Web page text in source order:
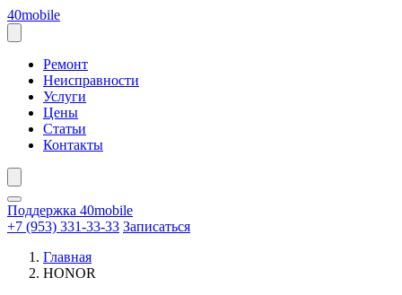
Перейти
к
содержанию
40mobile
Открыть
Ремонт
Неисправности
Услуги
Цены
Статьи
Контакты
Поддержка 40mobile
+7 (953) 331-33-33 Записаться
Главная
HONOR